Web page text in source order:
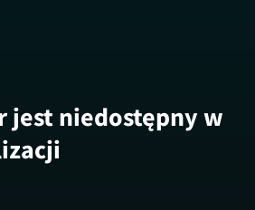
jest niedostępny w